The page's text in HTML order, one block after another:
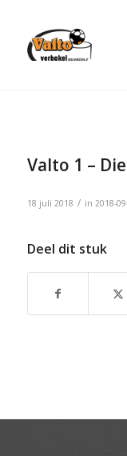
Valto 1 –
18 juli 2018 / in 2018-
Deel dit stuk